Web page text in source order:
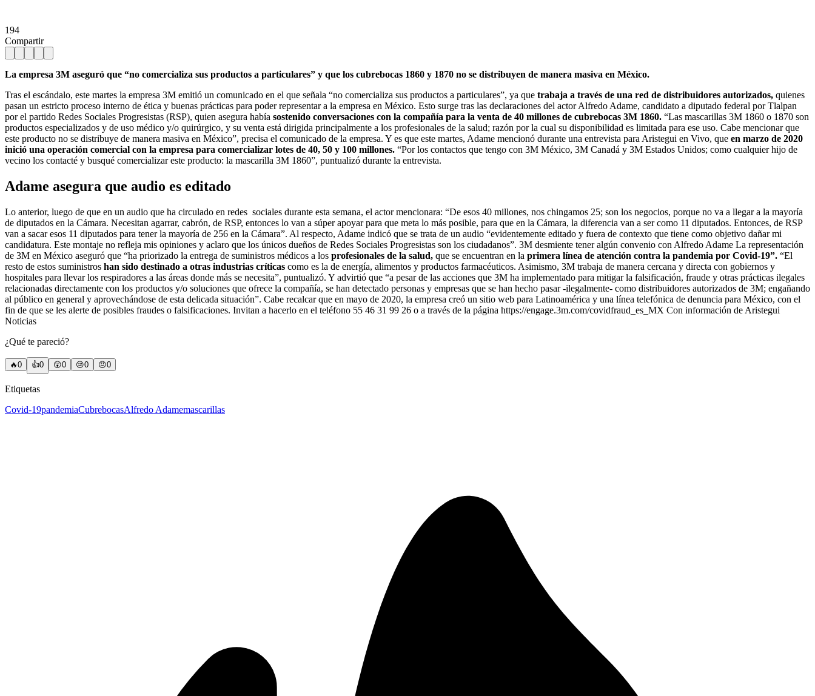
194
Compartir
La empresa 3M aseguró que “no comercializa sus productos a particulares” y que los cubrebocas 1860 y 1870 no se distribuyen de manera masiva en México.
Tras el escándalo, este martes la empresa 3M emitió un comunicado en el que señala “no comercializa sus productos a particulares”, ya que trabaja a través de una red de distribuidores autorizados, quienes
pasan un estricto proceso interno de ética y buenas prácticas para poder representar a la empresa en México. Esto surge tras las declaraciones del actor Alfredo Adame, candidato a diputado federal por Tlalpan
por el partido Redes Sociales Progresistas (RSP), quien asegura había sostenido conversaciones con la compañía para la venta de 40 millones de cubrebocas 3M 1860. “Las mascarillas 3M 1860 o 1870 son
productos especializados y de uso médico y/o quirúrgico, y su venta está dirigida principalmente a los profesionales de la salud; razón por la cual su disponibilidad es limitada para ese uso. Cabe mencionar que
este producto no se distribuye de manera masiva en México”, precisa el comunicado de la empresa. Y es que este martes, Adame mencionó durante una entrevista para Aristegui en Vivo, que en marzo de 2020
inició una operación comercial con la empresa para comercializar lotes de 40, 50 y 100 millones. “Por los contactos que tengo con 3M México, 3M Canadá y 3M Estados Unidos; como cualquier hijo de
vecino los contacté y busqué comercializar este producto: la mascarilla 3M 1860”, puntualizó durante la entrevista.
Adame asegura que audio es editado
Lo anterior, luego de que en un audio que ha circulado en redes sociales durante esta semana, el actor mencionara: “De esos 40 millones, nos chingamos 25; son los negocios, porque no va a llegar a la mayoría
de diputados en la Cámara. Necesitan agarrar, cabrón, de RSP, entonces lo van a súper apoyar para que meta lo más posible, para que en la Cámara, la diferencia van a ser como 11 diputados. Entonces, de RSP
van a sacar esos 11 diputados para tener la mayoría de 256 en la Cámara”. Al respecto, Adame indicó que se trata de un audio “evidentemente editado y fuera de contexto que tiene como objetivo dañar mi
candidatura. Este montaje no refleja mis opiniones y aclaro que los únicos dueños de Redes Sociales Progresistas son los ciudadanos”. 3M desmiente tener algún convenio con Alfredo Adame La representación
de 3M en México aseguró que “ha priorizado la entrega de suministros médicos a los profesionales de la salud, que se encuentran en la primera línea de atención contra la pandemia por Covid-19”. “El
resto de estos suministros han sido destinado a otras industrias críticas como es la de energía, alimentos y productos farmacéuticos. Asimismo, 3M trabaja de manera cercana y directa con gobiernos y
hospitales para llevar los respiradores a las áreas donde más se necesita”, puntualizó. Y advirtió que “a pesar de las acciones que 3M ha implementado para mitigar la falsificación, fraude y otras prácticas ilegales
relacionadas directamente con los productos y/o soluciones que ofrece la compañía, se han detectado personas y empresas que se han hecho pasar -ilegalmente- como distribuidores autorizados de 3M; engañando
al público en general y aprovechándose de esta delicada situación”. Cabe recalcar que en mayo de 2020, la empresa creó un sitio web para Latinoamérica y una línea telefónica de denuncia para México, con el
fin de que se les alerte de posibles fraudes o falsificaciones. Invitan a hacerlo en el teléfono 55 46 31 99 26 o a través de la página https://engage.3m.com/covidfraud_es_MX Con información de Aristegui
Noticias
¿Qué te pareció?
🔥0 👍0 😲0 😢0 😠0
Etiquetas
Covid-19pandemiaCubrebocasAlfredo Adamemascarillas